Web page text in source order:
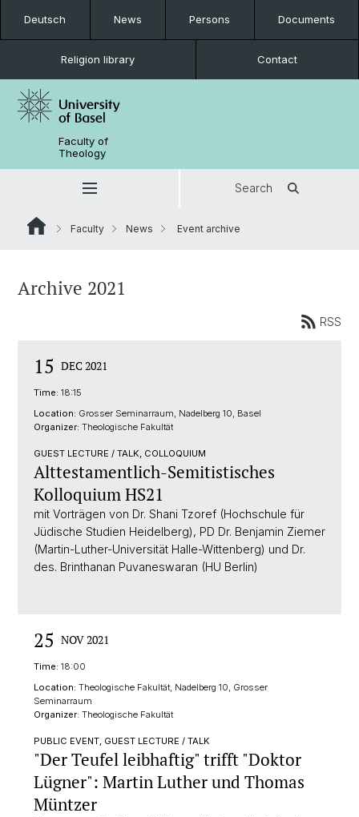
Deutsch News Persons Documents
Religion library Contact
Faculty of
Theology
Search
Faculty News Event archive
Archive 2021
RSS
15 DEC 2021
Time: 18:15
Location: Grosser Seminarraum, Nadelberg 10, Basel
Organizer: Theologische Fakultät
GUEST LECTURE / TALK, COLLOQUIUM
Alttestamentlich-Semitistisches
Kolloquium HS21
mit Vorträgen von Dr. Shani Tzoref (Hochschule für
Jüdische Studien Heidelberg), PD Dr. Benjamin Ziemer
(Martin-Luther-Universität Halle-Wittenberg) und Dr.
des. Brinthanan Puvaneswaran (HU Berlin)
25 NOV 2021
Time: 18:00
Location: Theologische Fakultät, Nadelberg 10, Grosser
Seminarraum
Organizer: Theologische Fakultät
PUBLIC EVENT, GUEST LECTURE / TALK
"Der Teufel leibhaftig" trifft "Doktor
Lügner": Martin Luther und Thomas
Müntzer